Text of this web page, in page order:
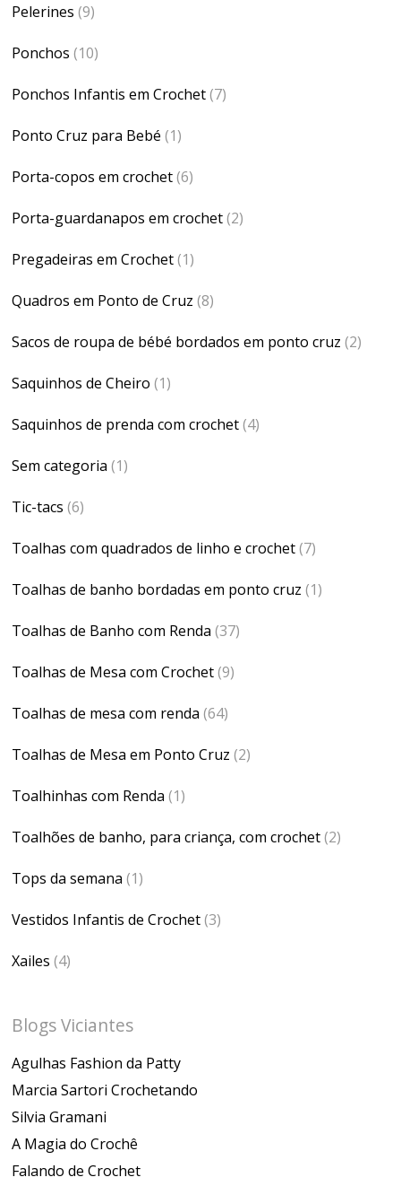
Pelerines (9)
Ponchos (10)
Ponchos Infantis em Crochet(7)
Ponto Cruz para Bebé (1)
Porta-copos em crochet(6)
Porta-guardanapos em crochet(2)
Pregadeiras em Crochet(1)
Quadros em Ponto de Cruz (8)
Sacos de roupa de bébé bordados em ponto cruz (2)
Saquinhos de Cheiro (1)
Saquinhos de prenda com crochet(4)
Sem categoria (1)
Tic-tacs (6)
Toalhas com quadrados de linho e crochet(7)
Toalhas de banho bordadas em ponto cruz (1)
Toalhas de Banho com Renda (37)
Toalhas de Mesa com Crochet(9)
Toalhas de mesa com renda (64)
Toalhas de Mesa em Ponto Cruz (2)
Toalhinhas com Renda (1)
Toalhões de banho, para criança, com crochet(2)
Tops da semana (1)
Vestidos Infantis de Crochet(3)
Xailes (4)
Blogs Viciantes
Agulhas Fashion da Patty
Marcia Sartori Crochetando
Silvia Gramani
A Magia do Crochê
Falando de Crochet